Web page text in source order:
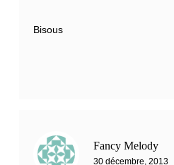
Bisous
Fancy Melody
30 décembre, 2013